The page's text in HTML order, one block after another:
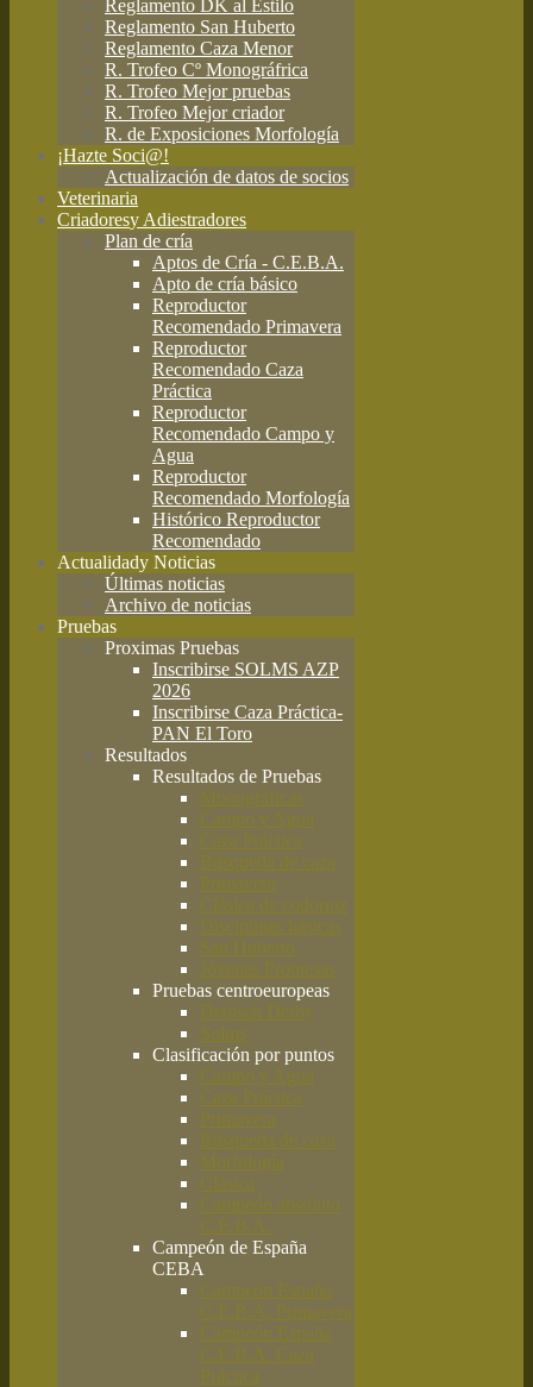
Reglamento DK al Estilo
Reglamento San Huberto
Reglamento Caza Menor
R. Trofeo Cº Monográfrica
R. Trofeo Mejor pruebas
R. Trofeo Mejor criador
R. de Exposiciones Morfología
¡Hazte Soci@!
Actualización de datos de socios
Veterinaria
Criadoresy Adiestradores
Plan de cría
Aptos de Cría - C.E.B.A.
Apto de cría básico
Reproductor
Recomendado Primavera
Reproductor
Recomendado Caza
Práctica
Reproductor
Recomendado Campo y
Agua
Reproductor
Recomendado Morfología
Histórico Reproductor
Recomendado
Actualidady Noticias
Últimas noticias
Archivo de noticias
Pruebas
Proximas Pruebas
Inscribirse SOLMS AZP
2026
Inscribirse Caza Práctica-
PAN El Toro
Resultados
Resultados de Pruebas
Monográficas
Campo y Agua
Caza Práctica
Búsqueda de caza
Primavera
Clásica de codorniz
Disciplinas básicas
San Huberto
Jóvenes Promesas
Pruebas centroeuropeas
Deutsch Derby
Solms
Clasificación por puntos
Campo y Agua
Caza Práctica
Primavera
Búsqueda de caza
Morfología
Clásica
Campeón absoluto
C.E.B.A.
Campeón de España
CEBA
Campeón España
C.E.B.A. Primavera
Campeón España
C.E.B.A. Caza
Práctica